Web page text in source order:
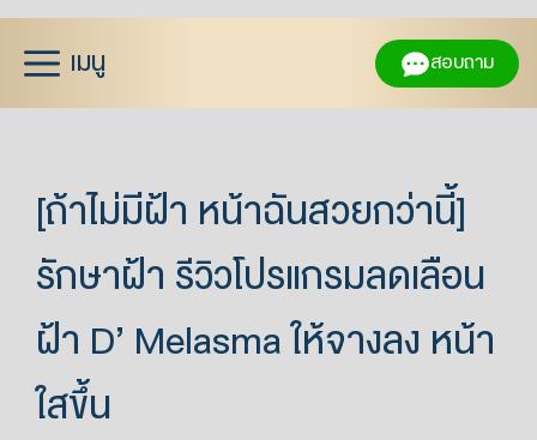
เมนู สอบถาม
[ถ้าไม่มีฝ้า หน้าฉันสวยกว่านี้]
รักษาฝ้า รีวิวโปรแกรมลดเลือน
ฝ้า D’ Melasma ให้จางลง หน้า
ใสขึ้น